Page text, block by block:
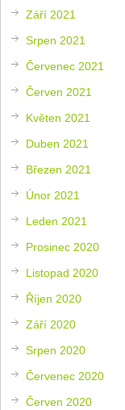
Září 2021
Srpen 2021
Červenec 2021
Červen 2021
Květen 2021
Duben 2021
Březen 2021
Únor 2021
Leden 2021
Prosinec 2020
Listopad 2020
Říjen 2020
Září 2020
Srpen 2020
Červenec 2020
Červen 2020